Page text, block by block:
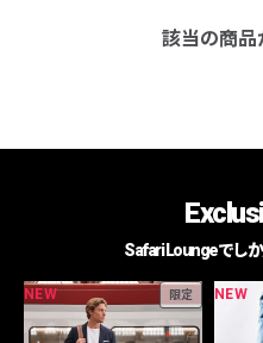
該当の商品
Safari Loungeでし
NEW 限定 NEW